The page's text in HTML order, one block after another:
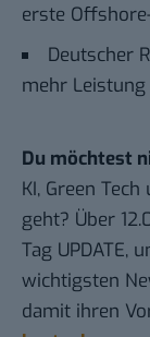
erste
Deutscher
mehr Leistung
Du möchtest
KI, Green
geht? Über
Tag UPDATE,
wichtigsten
damit ihren